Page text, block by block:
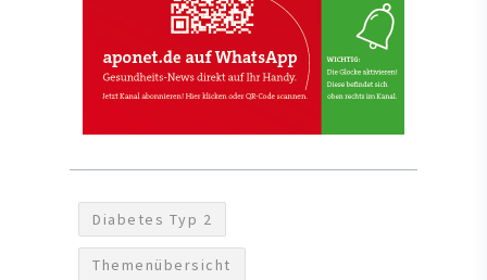
Diabetes Typ 2
Themenübersicht